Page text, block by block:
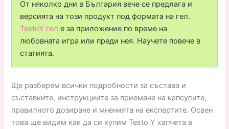
От няколко дни в България вече се предлага и
версията на този продукт под формата на гел.
TestoY гел е за приложение по време на
любовната игра или преди нея. Научете повече в
статията.
Ще разберем всички подробности за състава и
съставките, инструкциите за приемане на капсулите,
правилното дозиране и мненията на експертите. Освен
това ще видим как да си купим Testo Y хапчета в